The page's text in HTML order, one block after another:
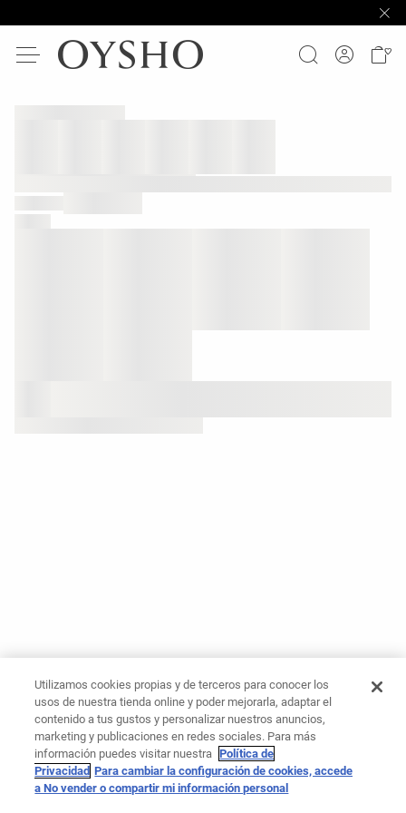
Utilizamos cookies propias y de terceros para conocer los
usos de nuestra tienda online y poder mejorarla, adaptar el
contenido a tus gustos y personalizar nuestros anuncios,
marketing y publicaciones en redes sociales. Para más
información puedes visitar nuestra Política de
Privacidad Para cambiar la configuración de cookies, accede
a No vender o compartir mi información personal